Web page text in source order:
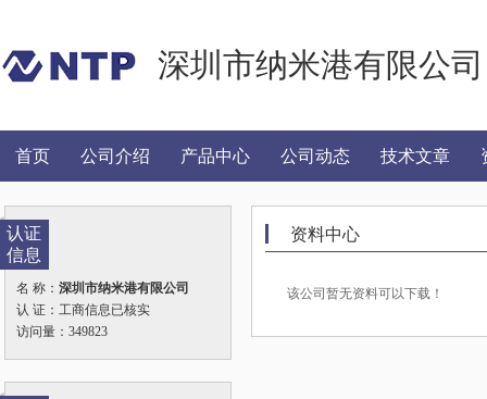
深圳市纳米港有限公司
首页 公司介绍 产品中心 公司动态 技术文章
认证
信息
名 称： 深圳市纳米港有限公司
认 证：工商信息已核实
访问量：349823
资料中心
该公司暂无资料可以下载！